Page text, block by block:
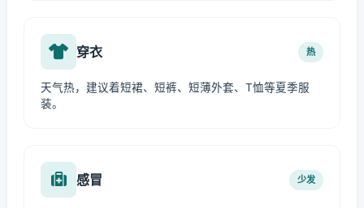
穿衣 热
天气热，建议着短裙、短裤、短薄外套、T恤等夏季服
装。
感冒 少发